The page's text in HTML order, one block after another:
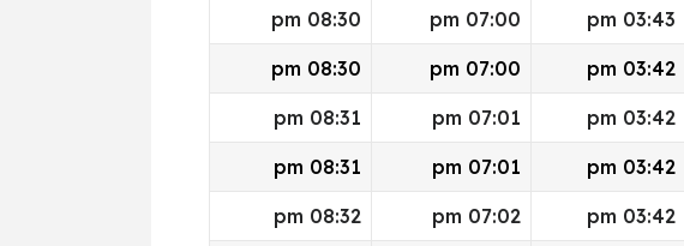
03:43 pm
07:00 pm
08:30 pm
03:42 pm
07:00 pm
08:30 pm
03:42 pm
07:01 pm
08:31 pm
03:42 pm
07:01 pm
08:31 pm
03:42 pm
07:02 pm
08:32 pm